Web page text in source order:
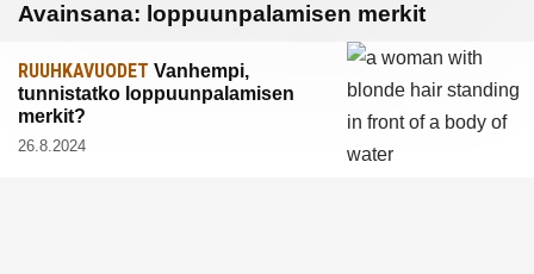
Avainsana: loppuunpalamisen merkit
RUUHKAVUODET Vanhempi,
tunnistatko loppuunpalamisen
merkit?
26.8.2024